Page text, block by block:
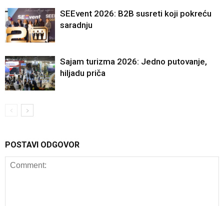
SEEvent 2026: B2B susreti koji pokreću
saradnju
Sajam turizma 2026: Jedno putovanje,
hiljadu priča
POSTAVI ODGOVOR